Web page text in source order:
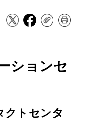
ションセ
クトセンタ